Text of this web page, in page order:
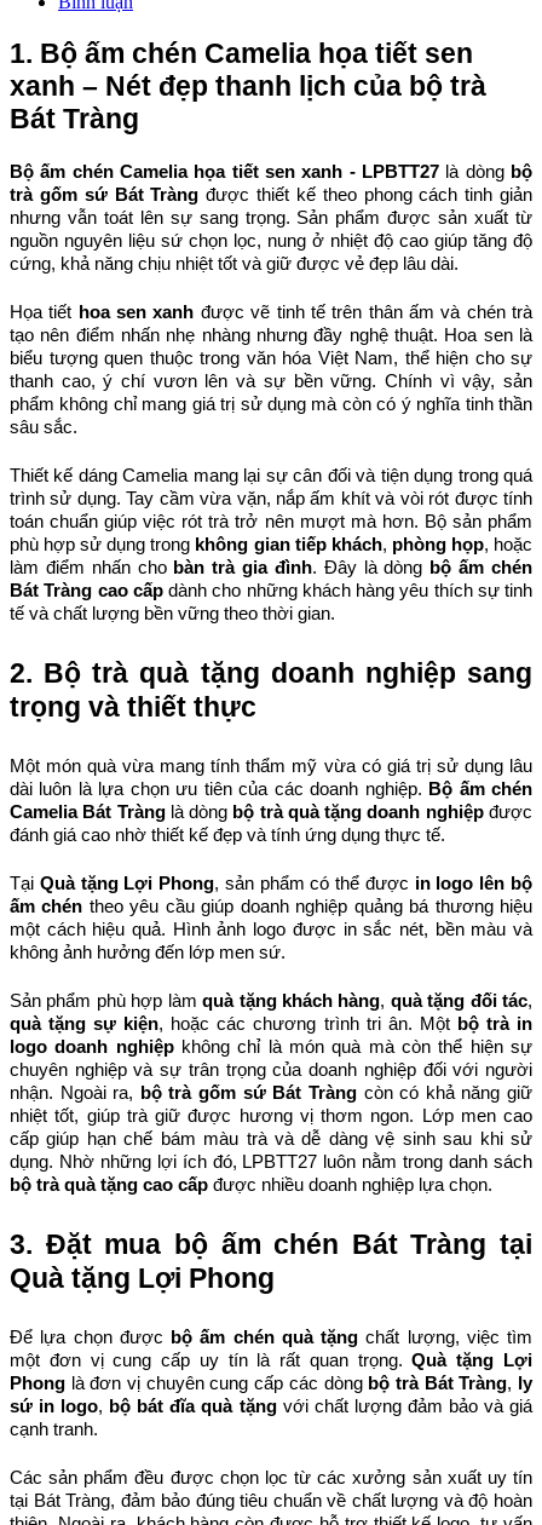
1. Bộ ấm chén Camelia họa tiết sen
xanh – Nét đẹp thanh lịch của bộ trà
Bát Tràng
Bộ ấm chén Camelia họa tiết sen xanh - LPBTT27 là dòng bộ
trà gốm sứ Bát Tràng được thiết kế theo phong cách tinh giản
nhưng vẫn toát lên sự sang trọng. Sản phẩm được sản xuất từ
nguồn nguyên liệu sứ chọn lọc, nung ở nhiệt độ cao giúp tăng độ
cứng, khả năng chịu nhiệt tốt và giữ được vẻ đẹp lâu dài.
Họa tiết hoa sen xanh được vẽ tinh tế trên thân ấm và chén trà
tạo nên điểm nhấn nhẹ nhàng nhưng đầy nghệ thuật. Hoa sen là
biểu tượng quen thuộc trong văn hóa Việt Nam, thể hiện cho sự
thanh cao, ý chí vươn lên và sự bền vững. Chính vì vậy, sản
phẩm không chỉ mang giá trị sử dụng mà còn có ý nghĩa tinh thần
sâu sắc.
Thiết kế dáng Camelia mang lại sự cân đối và tiện dụng trong quá
trình sử dụng. Tay cầm vừa vặn, nắp ấm khít và vòi rót được tính
toán chuẩn giúp việc rót trà trở nên mượt mà hơn. Bộ sản phẩm
phù hợp sử dụng trong không gian tiếp khách, phòng họp, hoặc
làm điểm nhấn cho bàn trà gia đình. Đây là dòng bộ ấm chén
Bát Tràng cao cấp dành cho những khách hàng yêu thích sự tinh
tế và chất lượng bền vững theo thời gian.
2. Bộ trà quà tặng doanh nghiệp sang
trọng và thiết thực
Một món quà vừa mang tính thẩm mỹ vừa có giá trị sử dụng lâu
dài luôn là lựa chọn ưu tiên của các doanh nghiệp. Bộ ấm chén
Camelia Bát Tràng là dòng bộ trà quà tặng doanh nghiệp được
đánh giá cao nhờ thiết kế đẹp và tính ứng dụng thực tế.
Tại Quà tặng Lợi Phong, sản phẩm có thể được in logo lên bộ
ấm chén theo yêu cầu giúp doanh nghiệp quảng bá thương hiệu
một cách hiệu quả. Hình ảnh logo được in sắc nét, bền màu và
không ảnh hưởng đến lớp men sứ.
Sản phẩm phù hợp làm quà tặng khách hàng, quà tặng đối tác
quà tặng sự kiện, hoặc các chương trình tri ân. Một bộ trà in
logo doanh nghiệp không chỉ là món quà mà còn thể hiện sự
chuyên nghiệp và sự trân trọng của doanh nghiệp đối với người
nhận. Ngoài ra,
bộ trà gốm sứ Bát Tràng còn có khả năng giữ
nhiệt tốt, giúp trà giữ được hương vị thơm ngon. Lớp men cao
cấp giúp hạn chế bám màu trà và dễ dàng vệ sinh sau khi sử
bộ trà quà tặng cao cấp được nhiều doanh nghiệp lựa chọn.
3. Đặt mua bộ ấm chén Bát Tràng tại
Quà tặng Lợi Phong
Để lựa chọn được bộ ấm chén quà tặng chất lượng, việc tìm
một đơn vị cung cấp uy tín là rất quan trọng. Quà tặng Lợi
Phong là đơn vị chuyên cung cấp các dòng bộ trà Bát Tràng,
ly
sứ in logo, bộ bát đĩa quà tặng với chất lượng đảm bảo và giá
cạnh tranh.
Các sản phẩm đều được chọn lọc từ các xưởng sản xuất uy tín
tại Bát Tràng, đảm bảo đúng tiêu chuẩn về chất lượng và độ hoàn